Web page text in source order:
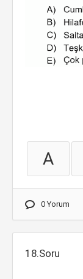
A
0 Yorum
18.Soru